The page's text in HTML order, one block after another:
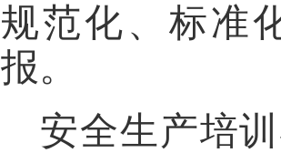
规范化、标准
报。
安全生产培